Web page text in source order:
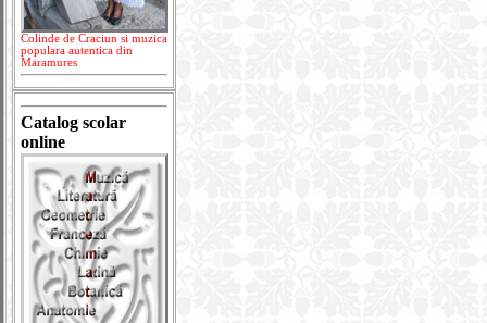
Colinde de Craciun si muzica
populara autentica din
Maramures
Catalog scolar
online